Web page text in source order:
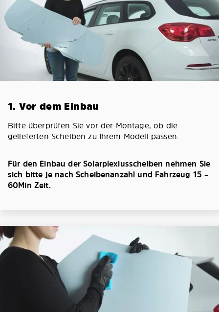
1. Vor dem Einbau
Bitte überprüfen Sie vor der Montage, ob die
gelieferten Scheiben zu Ihrem Modell passen.
Für den Einbau der Solarplexiusscheiben nehmen Sie
sich bitte je nach Scheibenanzahl und Fahrzeug 15 –
60Min Zeit.